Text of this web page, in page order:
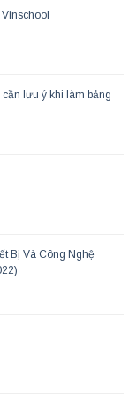
lưu ý khi làm bảng
Bị Và Công Nghệ